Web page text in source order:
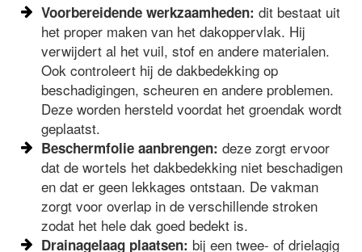
Voorbereidende werkzaamheden: dit bestaat uit
het proper maken van het dakoppervlak. Hij
verwijdert al het vuil, stof en andere materialen.
Ook controleert hij de dakbedekking op
beschadigingen, scheuren en andere problemen.
Deze worden hersteld voordat het groendak wordt
geplaatst.
Beschermfolie aanbrengen: deze zorgt ervoor
dat de wortels het dakbedekking niet beschadigen
en dat er geen lekkages ontstaan. De vakman
zorgt voor overlap in de verschillende stroken
zodat het hele dak goed bedekt is.
Drainagelaag plaatsen: bij een twee- of drielagig